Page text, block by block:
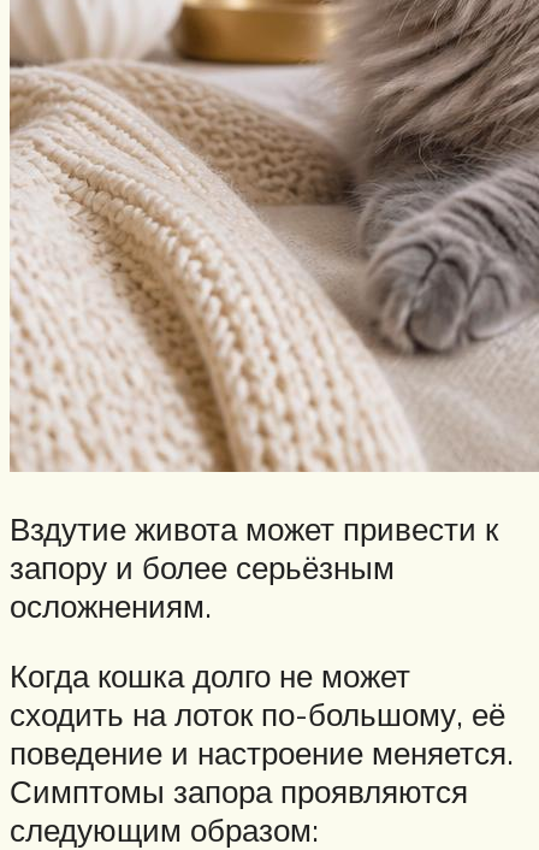
Вздутие живота может привести к
запору и более серьёзным
осложнениям.
Когда кошка долго не может
сходить на лоток по-большому, её
поведение и настроение меняется.
Симптомы запора проявляются
следующим образом: